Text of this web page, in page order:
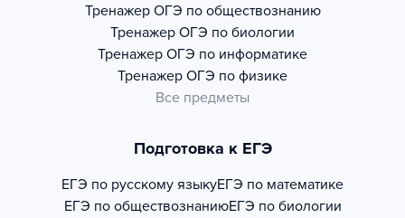
Тренажер ОГЭ по обществознанию
Тренажер ОГЭ по биологии
Тренажер ОГЭ по информатике
Тренажер ОГЭ по физике
Все предметы
Подготовка к ЕГЭ
ЕГЭ по русскому языкуЕГЭ по математике
ЕГЭ по обществознаниюЕГЭ по биологии